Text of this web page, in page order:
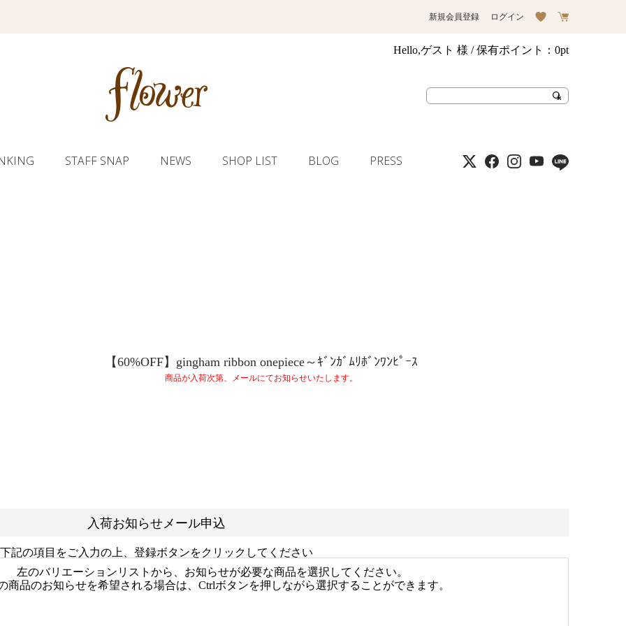
新規会員登録 ログイン
Hello,ゲスト 様 / 保有ポイント： 0pt
STAFF SNAP NEWS SHOP LIST BLOG PRESS
【60%OFF】gingham ribbon onepiece～ｷﾞﾝｶﾞﾑﾘﾎﾞﾝﾜﾝﾋﾟｰｽ
商品が入荷次第、メールにてお知らせいたします。
入荷お知らせメール申込
下記の項目をご入力の上、登録ボタンをクリックしてください
左のバリエーションリストから、お知らせが必要な商品を選択してください。
商品のお知らせを希望される場合は、Ctrlボタンを押しながら選択することができます。